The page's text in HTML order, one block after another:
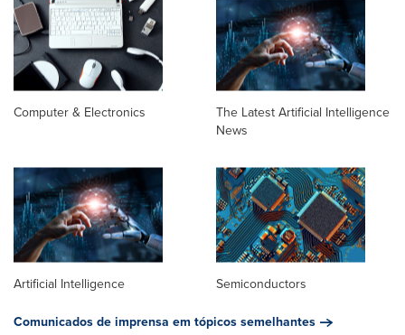
Computer & Electronics
The Latest Artificial Intelligence
News
Artificial Intelligence
Semiconductors
Comunicados de imprensa em tópicos semelhantes